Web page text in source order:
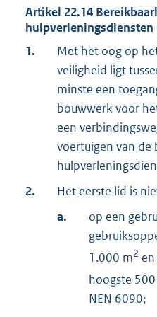
Artikel 22.14
hulpverleningsdiensten
1.
Met het oog op
veiligheid ligt
minste een
bouwwerk voor
een
voertuigen van de
2.
Het eerste lid is
a.
op een
1.000 m2
hoogste
NEN 6090;